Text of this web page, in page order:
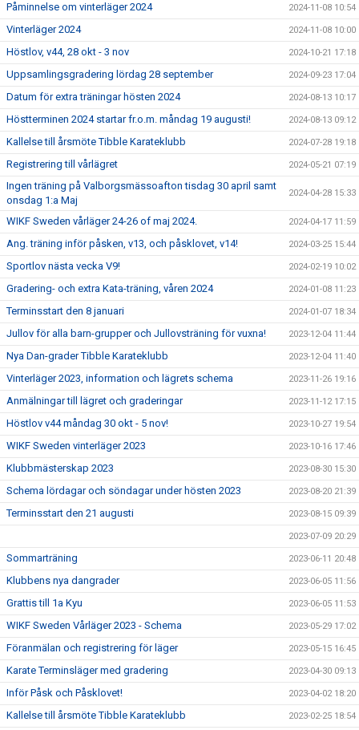
Påminnelse om vinterläger 2024 2024-11-08 10:54
Vinterläger 2024 2024-11-08 10:00
Höstlov, v44, 28 okt - 3 nov 2024-10-21 17:18
Uppsamlingsgradering lördag 28 september 2024-09-23 17:04
Datum för extra träningar hösten 2024 2024-08-13 10:17
Höstterminen 2024 startar fr.o.m. måndag 19 augusti! 2024-08-13 09:12
Kallelse till årsmöte Tibble Karateklubb 2024-07-28 19:18
Registrering till vårlägret 2024-05-21 07:19
Ingen träning på Valborgsmässoafton tisdag 30 april samt
onsdag 1:a Maj
2024-04-28 15:33
WIKF Sweden vårläger 24-26 of maj 2024. 2024-04-17 11:59
Ang. träning inför påsken, v13, och påsklovet, v14! 2024-03-25 15:44
Sportlov nästa vecka V9! 2024-02-19 10:02
Gradering- och extra Kata-träning, våren 2024 2024-01-08 11:23
Terminsstart den 8 januari 2024-01-07 18:34
Jullov för alla barn-grupper och Jullovsträning för vuxna! 2023-12-04 11:44
Nya Dan-grader Tibble Karateklubb 2023-12-04 11:40
Vinterläger 2023, information och lägrets schema 2023-11-26 19:16
Anmälningar till lägret och graderingar 2023-11-12 17:15
Höstlov v44 måndag 30 okt - 5 nov! 2023-10-27 19:54
WIKF Sweden vinterläger 2023 2023-10-16 17:46
Klubbmästerskap 2023 2023-08-30 15:30
Schema lördagar och söndagar under hösten 2023 2023-08-20 21:39
Terminsstart den 21 augusti 2023-08-15 09:39
2023-07-09 20:29
Sommarträning 2023-06-11 20:48
Klubbens nya dangrader 2023-06-05 11:56
Grattis till 1a Kyu 2023-06-05 11:53
WIKF Sweden Vårläger 2023 - Schema 2023-05-29 17:02
Föranmälan och registrering för läger 2023-05-15 16:45
Karate Terminsläger med gradering 2023-04-30 09:13
Inför Påsk och Påsklovet! 2023-04-02 18:20
Kallelse till årsmöte Tibble Karateklubb 2023-02-25 18:54